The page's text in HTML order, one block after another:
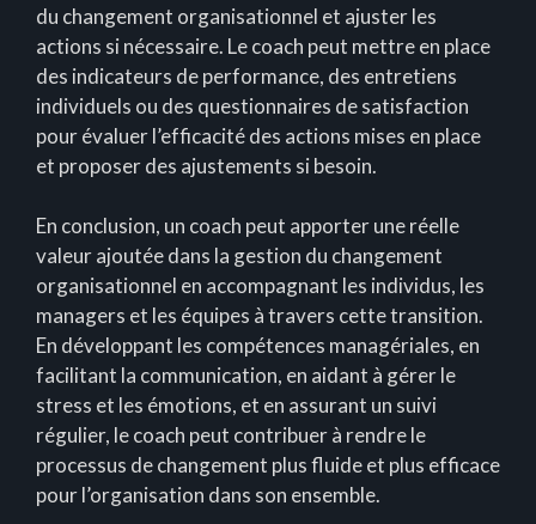
du changement organisationnel et ajuster les
actions si nécessaire. Le coach peut mettre en place
des indicateurs de performance, des entretiens
individuels ou des questionnaires de satisfaction
pour évaluer l’efficacité des actions mises en place
et proposer des ajustements si besoin.
En conclusion, un coach peut apporter une réelle
valeur ajoutée dans la gestion du changement
organisationnel en accompagnant les individus, les
managers et les équipes à travers cette transition.
En développant les compétences managériales, en
facilitant la communication, en aidant à gérer le
stress et les émotions, et en assurant un suivi
régulier, le coach peut contribuer à rendre le
processus de changement plus fluide et plus efficace
pour l’organisation dans son ensemble.